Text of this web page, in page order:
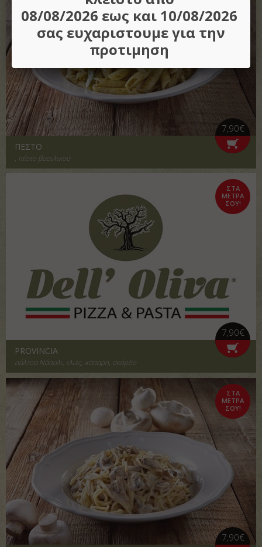
ΠΕΣΤΟ
, πέστο βασιλικού
7,90€
ΣΤΑ
ΜΕΤΡΑ
ΣΟΥ!
PROVINCIA
σάλτσα Νάπολι, ελιές, κάπαρη, σκόρδο
7,90€
ΣΤΑ
ΜΕΤΡΑ
ΣΟΥ!
7,90€
08/08/2026 εως και 10/08/2026
σας ευχαριστουμε για την
προτιμηση